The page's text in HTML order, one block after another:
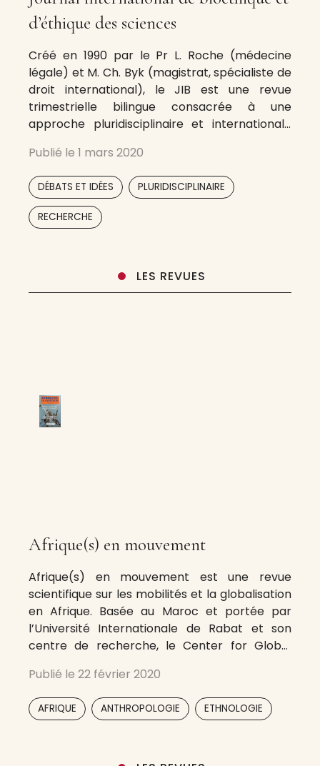
d’éthique des sciences
Créé en 1990 par le Pr L. Roche (médecine
légale) et M. Ch. Byk (magistrat, spécialiste de
droit international), le JIB est une revue
trimestrielle bilingue consacrée à une
approche pluridisciplinaire et internationale
constitue un forum de réflexion et d’analyse
des questions liées au mouvement bioéthique
qui s’est
Publié le 1 mars 2020
DÉBATS ET IDÉES PLURIDISCIPLINAIRE
RECHERCHE
LES REVUES
Afrique(s) en mouvement
Afrique(s) en mouvement est une revue
scientifique sur les mobilités et la globalisation
en Afrique. Basée au Maroc et portée par
l’Université Internationale de Rabat et son
centre de recherche, le Center for Global
Migrations, Mobilités, Cosmopolitismes et
Religions, Cultures et Sociétés, ainsi que le LMI
Movida
Publié le 22 février 2020
AFRIQUE ANTHROPOLOGIE ETHNOLOGIE